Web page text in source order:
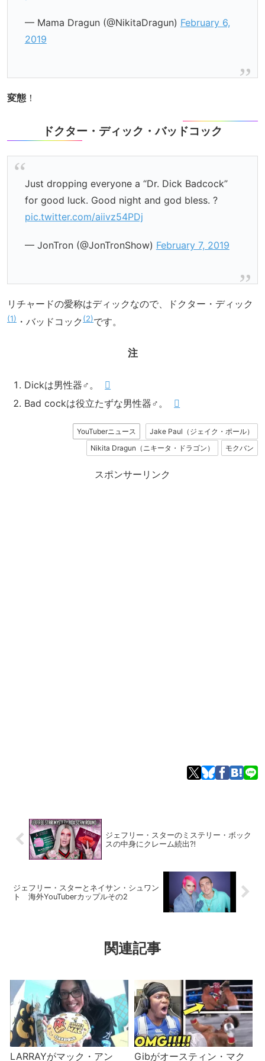
— Mama Dragun (@NikitaDragun) February 6,
2019
変態 ！
ドクター・ディック・バッドコック
Just dropping everyone a “Dr. Dick Badcock”
for good luck. Good night and god bless. ?
pic.twitter.com/aiivz54PDj
— JonTron (@JonTronShow) February 7, 2019
リチャードの愛称はディックなので、ドクター・ディック
1 ・バッドコック 2 です。
注
Dickは男性器♂。
Bad cockは役立たずな男性器♂。
YouTuberニュース
Jake Paul（ジェイク・ポール）
Nikita Dragun（ニキータ・ドラゴン）
モクバン
スポンサーリンク
ジェフリー・スターのミステリー・ボック
スの中身にクレーム続出⁈
ジェフリー・スターとネイサン・シュワン
ト 海外YouTuberカップルその2
関連記事
LARRAYがマック・アン Gibがオースティン・マク